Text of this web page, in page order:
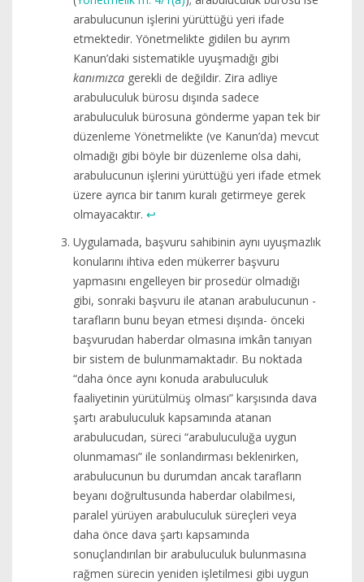
arabulucunun işlerini yürüttüğü yeri ifade
etmektedir. Yönetmelikte gidilen bu ayrım
Kanun’daki sistematikle uyuşmadığı gibi
kanımızca gerekli de değildir. Zira adliye
arabuluculuk bürosu dışında sadece
arabuluculuk bürosuna gönderme yapan tek bir
düzenleme Yönetmelikte (ve Kanun’da) mevcut
olmadığı gibi böyle bir düzenleme olsa dahi,
arabulucunun işlerini yürüttüğü yeri ifade etmek
üzere ayrıca bir tanım kuralı getirmeye gerek
olmayacaktır. ↩︎
Uygulamada, başvuru sahibinin aynı uyuşmazlık
konularını ihtiva eden mükerrer başvuru
yapmasını engelleyen bir prosedür olmadığı
gibi, sonraki başvuru ile atanan arabulucunun -
tarafların bunu beyan etmesi dışında- önceki
başvurudan haberdar olmasına imkân tanıyan
bir sistem de bulunmamaktadır. Bu noktada
“daha önce aynı konuda arabuluculuk
faaliyetinin yürütülmüş olması” karşısında dava
şartı arabuluculuk kapsamında atanan
arabulucudan, süreci “arabuluculuğa uygun
olunmaması” ile sonlandırması beklenirken,
arabulucunun bu durumdan ancak tarafların
beyanı doğrultusunda haberdar olabilmesi,
paralel yürüyen arabuluculuk süreçleri veya
daha önce dava şartı kapsamında
sonuçlandırılan bir arabuluculuk bulunmasına
rağmen sürecin yeniden işletilmesi gibi uygun